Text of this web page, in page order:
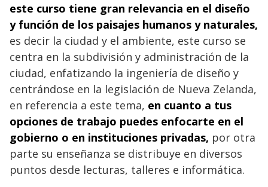
este curso tiene gran relevancia en el diseño
y función de los paisajes humanos y naturales,
es decir la ciudad y el ambiente, este curso se
centra en la subdivisión y administración de la
ciudad, enfatizando la ingeniería de diseño y
centrándose en la legislación de Nueva Zelanda,
en referencia a este tema, en cuanto a tus
opciones de trabajo puedes enfocarte en el
gobierno o en instituciones privadas, por otra
parte su enseñanza se distribuye en diversos
puntos desde lecturas, talleres e informática.